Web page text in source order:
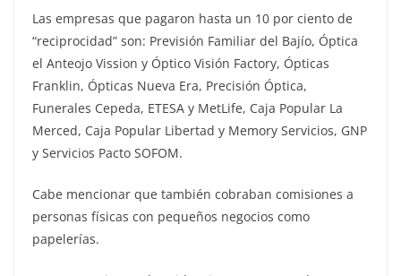
Las empresas que pagaron hasta un 10 por ciento de
“reciprocidad” son: Previsión Familiar del Bajío, Óptica
el Anteojo Vission y Óptico Visión Factory, Ópticas
Franklin, Ópticas Nueva Era, Precisión Óptica,
Funerales Cepeda, ETESA y MetLife, Caja Popular La
Merced, Caja Popular Libertad y Memory Servicios, GNP
y Servicios Pacto SOFOM.
Cabe mencionar que también cobraban comisiones a
personas físicas con pequeños negocios como
papelerías.